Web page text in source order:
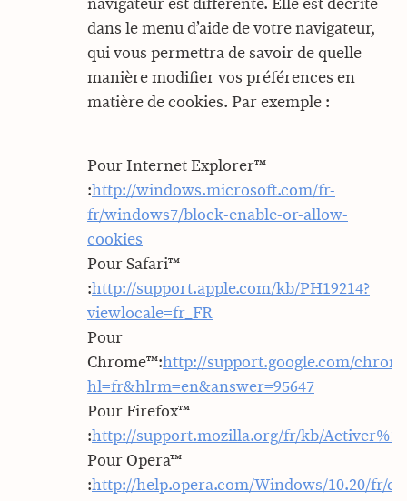
navigateur est différente. Elle est décrite
dans le menu d’aide de votre navigateur,
qui vous permettra de savoir de quelle
manière modifier vos préférences en
matière de cookies. Par exemple :
Pour Internet Explorer™
:http://windows.microsoft.com/fr-
fr/windows7/block-enable-or-allow-
cookies
Pour Safari™
:http://support.apple.com/kb/PH19214?
viewlocale=fr_FR
Pour
Chrome™:http://support.google.com/
hl=fr&hlrm=en&answer=95647
Pour Firefox™
:http://support.mozilla.org/fr/kb/
Pour Opera™
:http://help.opera.com/Windows/10.20/fr/